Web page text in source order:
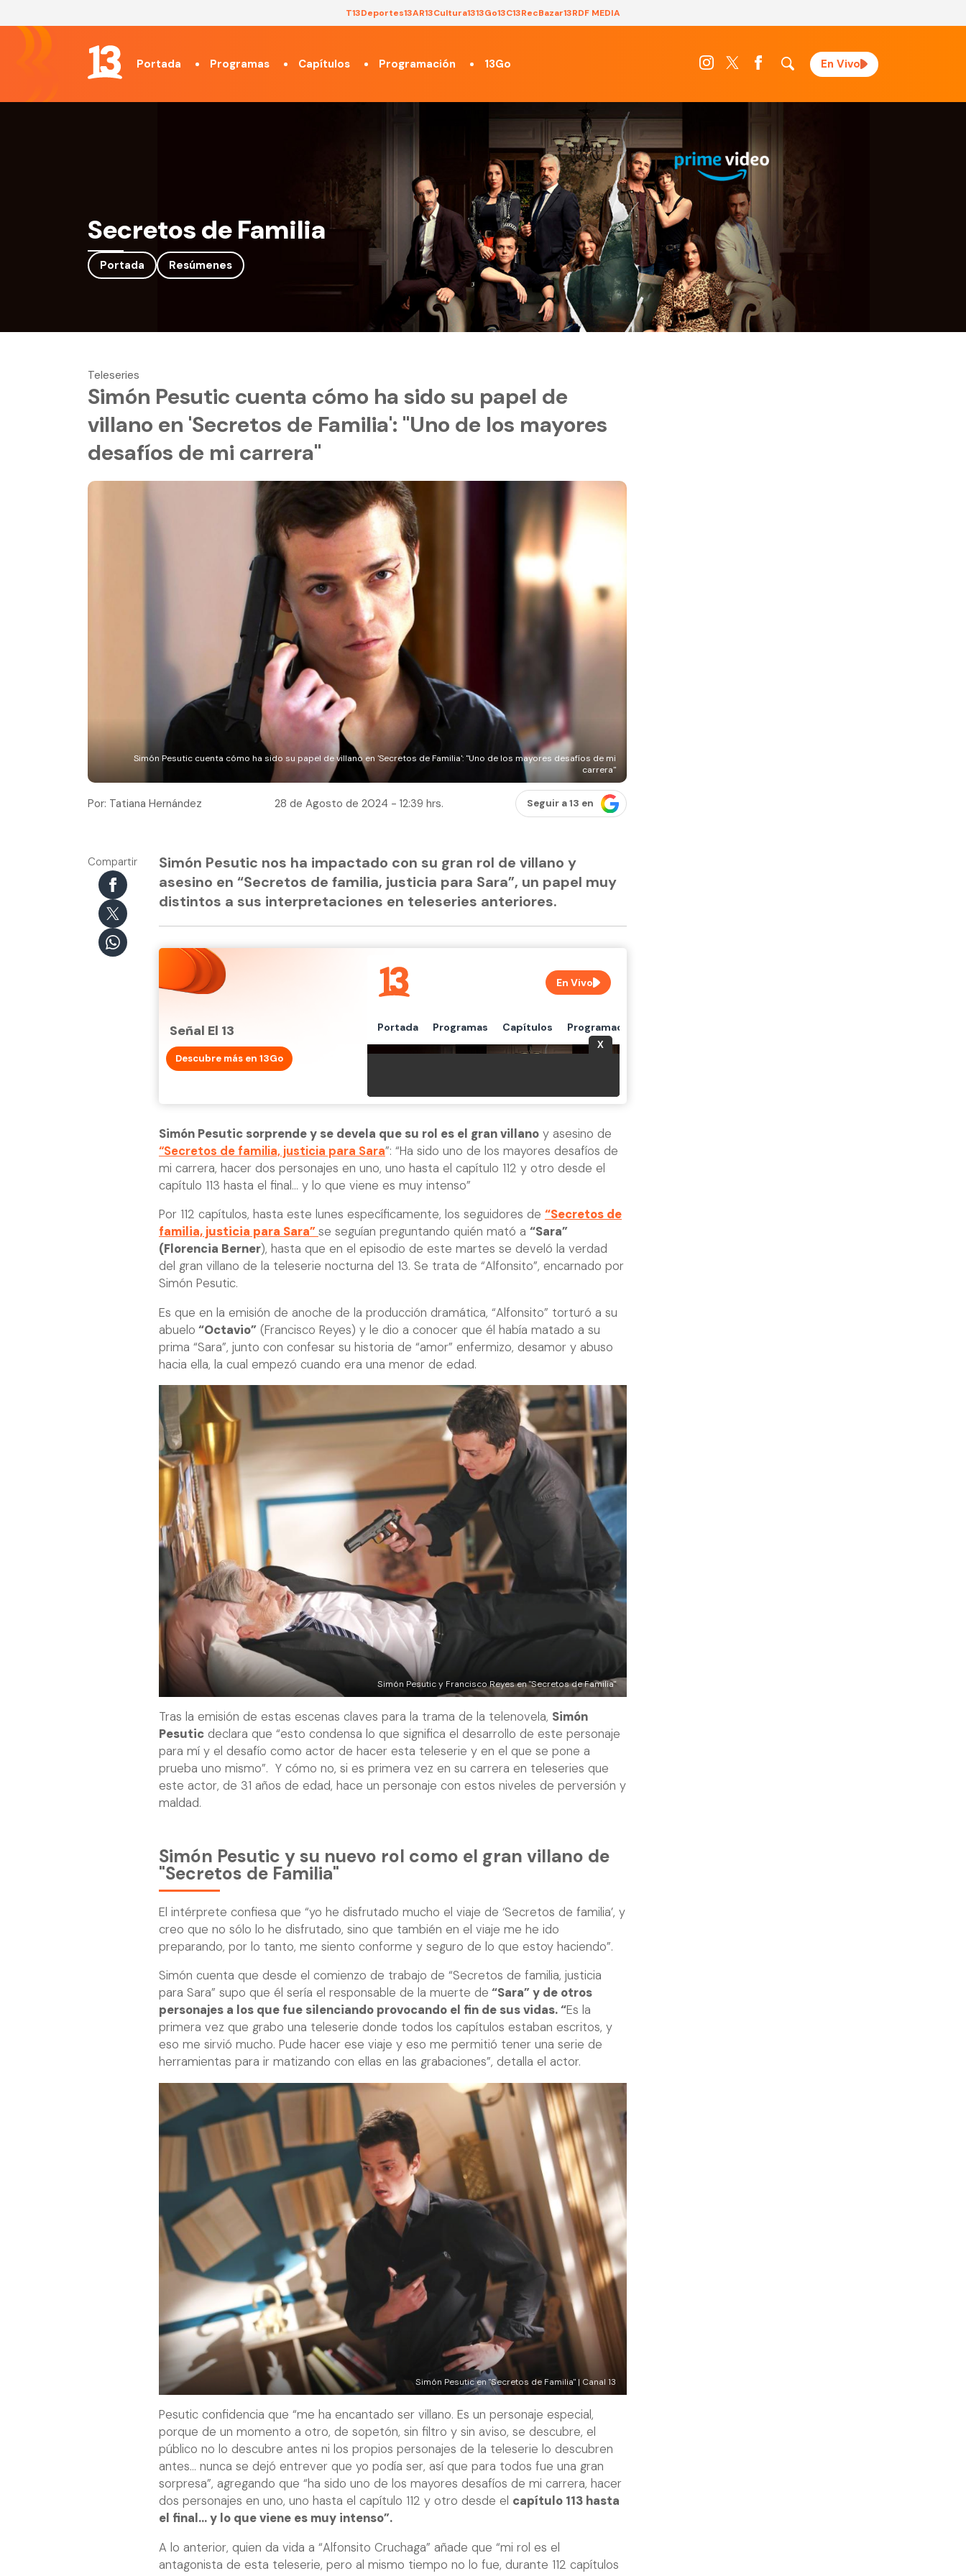
T13Deportes13AR13Cultura1313Go13C13RecBazar13RDF MEDIA
Portada Programas Capítulos Programación 13Go En Vivo
Secretos de Familia
Portada Resúmenes
Teleseries
Simón Pesutic cuenta cómo ha sido su papel de
villano en 'Secretos de Familia': "Uno de los mayores
desafíos de mi carrera"
Simón Pesutic cuenta cómo ha sido su papel de villano en 'Secretos de Familia': "Uno de los mayores desafíos de mi
carrera"
Por: Tatiana Hernández 28 de Agosto de 2024 - 12:39 hrs. Seguir a 13 en
Compartir
Simón Pesutic nos ha impactado con su gran rol de villano y
asesino en “Secretos de familia, justicia para Sara”, un papel muy
distintos a sus interpretaciones en teleseries anteriores.
Señal El 13
Descubre más en 13Go
Simón Pesutic sorprende y se devela que su rol es el gran villano y asesino de
“Secretos de familia, justicia para Sara”: “Ha sido uno de los mayores desafíos de
mi carrera, hacer dos personajes en uno, uno hasta el capítulo 112 y otro desde el
capítulo 113 hasta el final... y lo que viene es muy intenso”
Por 112 capítulos, hasta este lunes específicamente, los seguidores de “Secretos de
familia, justicia para Sara”se seguían preguntando quién mató a “Sara”
(Florencia Berner), hasta que en el episodio de este martes se develó la verdad
del gran villano de la teleserie nocturna del 13. Se trata de “Alfonsito”, encarnado por
Simón Pesutic.
Es que en la emisión de anoche de la producción dramática, “Alfonsito” torturó a su
abuelo “Octavio” (Francisco Reyes) y le dio a conocer que él había matado a su
prima “Sara”, junto con confesar su historia de “amor” enfermizo, desamor y abuso
hacia ella, la cual empezó cuando era una menor de edad.
Simón Pesutic y Francisco Reyes en "Secretos de Familia"
Tras la emisión de estas escenas claves para la trama de la telenovela, Simón
Pesutic declara que “esto condensa lo que significa el desarrollo de este personaje
para mí y el desafío como actor de hacer esta teleserie y en el que se pone a
prueba uno mismo”. Y cómo no, si es primera vez en su carrera en teleseries que
este actor, de 31 años de edad, hace un personaje con estos niveles de perversión y
maldad.
Simón Pesutic y su nuevo rol como el gran villano de
"Secretos de Familia"
El intérprete confiesa que “yo he disfrutado mucho el viaje de ‘Secretos de familia’, y
creo que no sólo lo he disfrutado, sino que también en el viaje me he ido
preparando, por lo tanto, me siento conforme y seguro de lo que estoy haciendo”.
Simón cuenta que desde el comienzo de trabajo de “Secretos de familia, justicia
para Sara” supo que él sería el responsable de la muerte de “Sara” y de otros
personajes a los que fue silenciando provocando el fin de sus vidas. “Es la
primera vez que grabo una teleserie donde todos los capítulos estaban escritos, y
eso me sirvió mucho. Pude hacer ese viaje y eso me permitió tener una serie de
herramientas para ir matizando con ellas en las grabaciones”, detalla el actor.
Simón Pesutic en "Secretos de Familia" | Canal 13
Pesutic confidencia que “me ha encantado ser villano. Es un personaje especial,
porque de un momento a otro, de sopetón, sin filtro y sin aviso, se descubre, el
público no lo descubre antes ni los propios personajes de la teleserie lo descubren
antes... nunca se dejó entrever que yo podía ser, así que para todos fue una gran
sorpresa”, agregando que “ha sido uno de los mayores desafíos de mi carrera, hacer
dos personajes en uno, uno hasta el capítulo 112 y otro desde el capítulo 113 hasta
el final... y lo que viene es muy intenso”.
A lo anterior, quien da vida a “Alfonsito Cruchaga” añade que “mi rol es el
antagonista de esta teleserie, pero al mismo tiempo no lo fue, durante 112 capítulos